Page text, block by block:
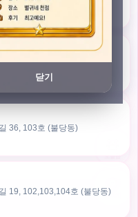
35, 105호 (불당동)
36, 103호 (불당동)
19, 102,103,104호 (불당동)내위치
닫기